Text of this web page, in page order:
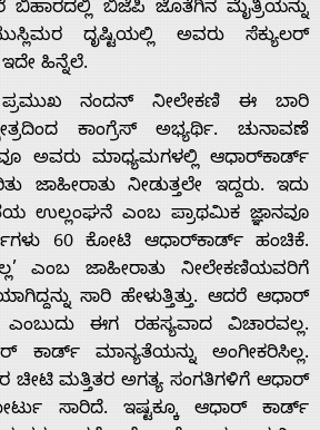
ಬಿಹಾರದಲ್ಲಿ ಬಿಜೆಪಿ ಜೊತೆಗಿನ ಮೈತ್ರಿಯನ್ನು
ದೃಷ್ಟಿಯಲ್ಲಿ ಅವರು ಸೆಕ್ಯುಲರ್
ಹಿನ್ನೆಲೆ.
ನಂದನ್ ನೀಲೇಕಣಿ ಈ ಬಾರಿ
ಕಾಂಗ್ರೆಸ್ ಅಭ್ಯರ್ಥಿ. ಚುನಾವಣೆ
ಅವರು ಮಾಧ್ಯಮಗಳಲ್ಲಿ ಆಧಾರ್‌ಕಾರ್ಡ್
ಜಾಹೀರಾತು ನೀಡುತ್ತಲೇ ಇದ್ದರು. ಇದು
ಉಲ್ಲಂಘನೆ ಎಂಬ ಪ್ರಾಥಮಿಕ ಜ್ಞಾನವೂ
60 ಕೋಟಿ ಆಧಾರ್‌ಕಾರ್ಡ್ ಹಂಚಿಕೆ.
ಎಂಬ ಜಾಹೀರಾತು ನೀಲೇಕಣಿಯವರಿಗೆ
ಸಾರಿ ಹೇಳುತ್ತಿತ್ತು. ಆದರೆ ಆಧಾರ್
ಈಗ ರಹಸ್ಯವಾದ ವಿಚಾರವಲ್ಲ.
ಕಾರ್ಡ್ ಮಾನ್ಯತೆಯನ್ನು ಅಂಗೀಕರಿಸಿಲ್ಲ.
ಮತ್ತಿತರ ಅಗತ್ಯ ಸಂಗತಿಗಳಿಗೆ ಆಧಾರ್
ಸಾರಿದೆ. ಇಷ್ಟಕ್ಕೂ ಆಧಾರ್ ಕಾರ್ಡ್